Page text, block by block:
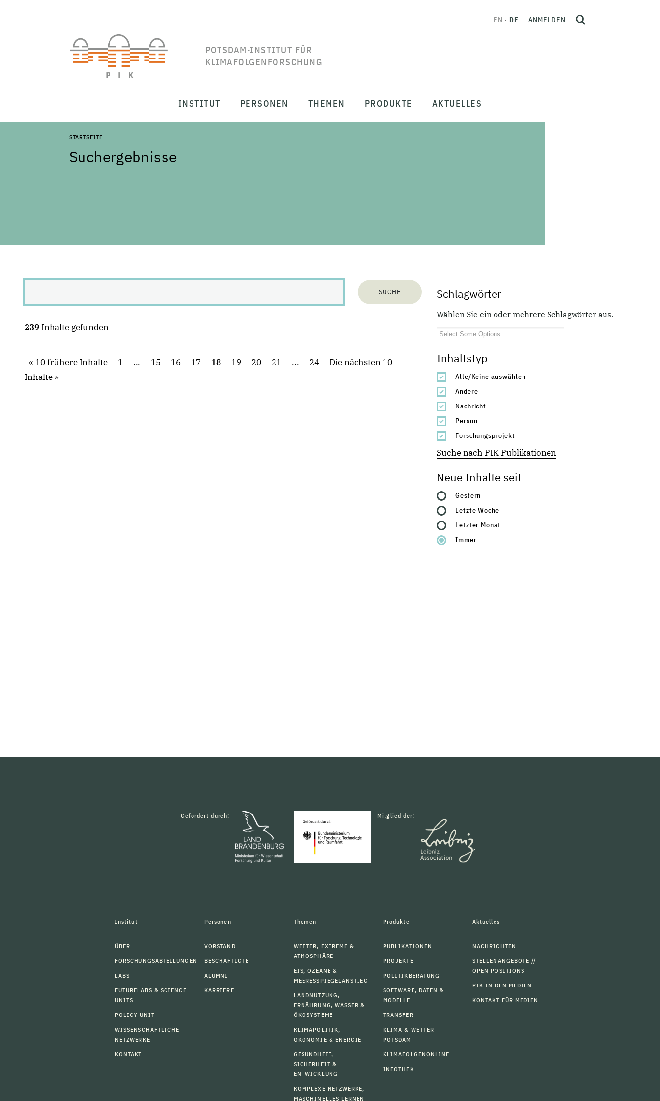
POTSDAM-INSTITUT FÜR
KLIMAFOLGENFORSCHUNG
EN DE ANMELDEN
INSTITUT PERSONEN THEMEN PRODUKTE AKTUELLES
STARTSEITE
Suchergebnisse
Schlagwörter
Wählen Sie ein oder mehrere Schlagwörter aus.
Inhaltstyp
Alle/Keine auswählen
Andere
Nachricht
Person
Forschungsprojekt
Suche nach PIK Publikationen
Neue Inhalte seit
Gestern
Letzte Woche
Letzter Monat
Immer
239 Inhalte gefunden
10 frühere Inhalte 1 ... 15 16 17 18 19 20 21 ... 24
Die nächsten 10
Inhalte
Gefördert durch: Mitglied der:
Institut
ÜBER
FORSCHUNGSABTEILUNGEN
LABS
FUTURELABS & SCIENCE
UNITS
POLICY UNIT
WISSENSCHAFTLICHE
NETZWERKE
KONTAKT
Personen
VORSTAND
BESCHÄFTIGTE
ALUMNI
KARRIERE
Themen
WETTER, EXTREME &
ATMOSPHÄRE
EIS, OZEANE &
MEERESSPIEGELANSTIEG
LANDNUTZUNG,
ERNÄHRUNG, WASSER &
ÖKOSYSTEME
KLIMAPOLITIK,
ÖKONOMIE & ENERGIE
GESUNDHEIT,
SICHERHEIT &
ENTWICKLUNG
KOMPLEXE NETZWERKE,
MASCHINELLES LERNEN
Produkte
PUBLIKATIONEN
PROJEKTE
POLITIKBERATUNG
SOFTWARE, DATEN &
MODELLE
TRANSFER
KLIMA & WETTER
POTSDAM
KLIMAFOLGENONLINE
INFOTHEK
Aktuelles
NACHRICHTEN
STELLENANGEBOTE //
OPEN POSITIONS
PIK IN DEN MEDIEN
KONTAKT FÜR MEDIEN